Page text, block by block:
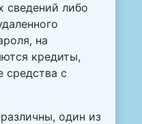
сведений либо
на
кредиты,
средства с
один из